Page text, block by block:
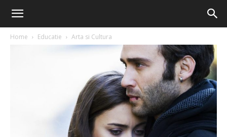
Home Educatie Arta si Cultura